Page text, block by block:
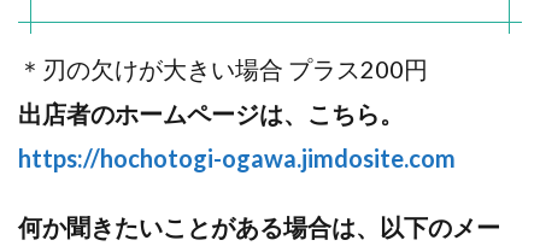
＊刃の欠けが大きい場合 プラス200円
出店者のホームページは、こちら。
https://hochotogi-ogawa.jimdosite.com
何か聞きたいことがある場合は、以下のメー